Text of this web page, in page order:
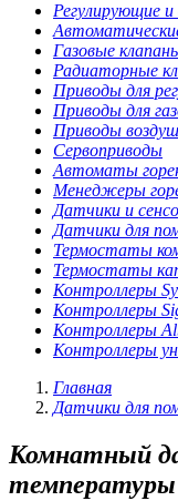
Регулирующие
Газовые
Радиаторные
Приводы для
Приводы для
Приводы
Сервоприводы
Автоматы
Менеджеры
Датчики и
Датчики для
Термостаты
Термостаты
Контроллеры
Контроллеры
Контроллеры
Контроллеры
Главная
Датчики для
Комнатный
температуры